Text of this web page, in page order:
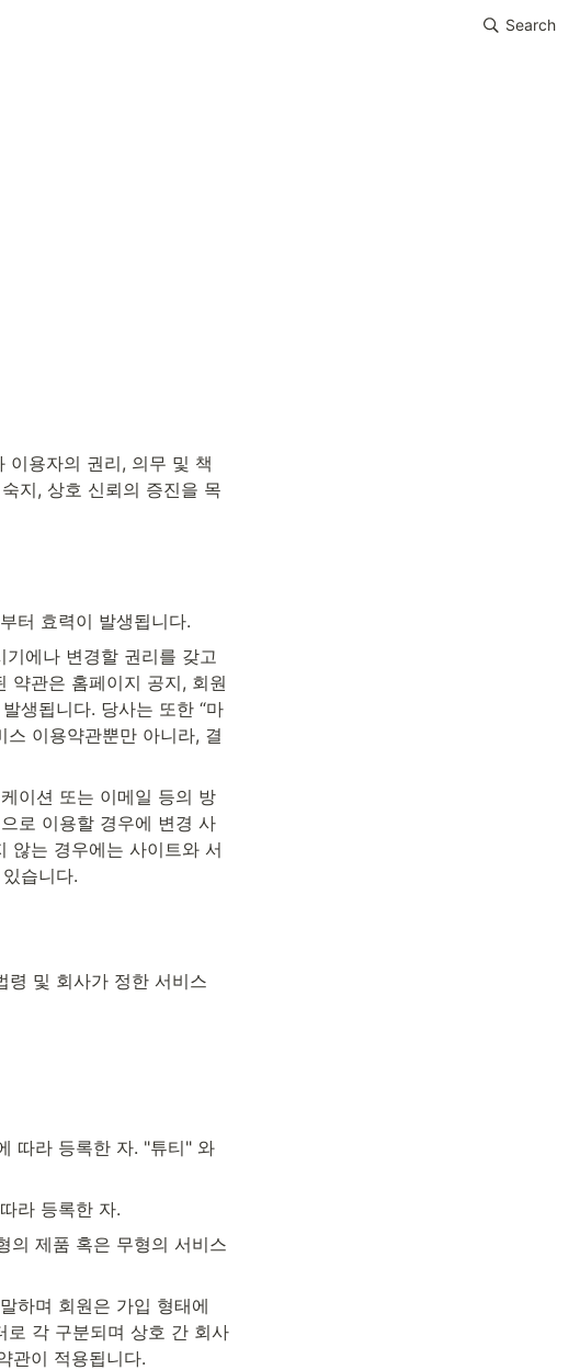
Search
이용자의 권리, 의무 및 책
지, 상호 신뢰의 증진을 목
터 효력이 발생됩니다.
에나 변경할 권리를 갖고
약관은 홈페이지 공지, 회원
생됩니다. 당사는 또한 “마
이용약관뿐만 아니라, 결
이션 또는 이메일 등의 방
로 이용할 경우에 변경 사
않는 경우에는 사이트와 서
습니다.
령 및 회사가 정한 서비스
따라 등록한 자. "튜티" 와
라 등록한 자.
의 제품 혹은 무형의 서비스
하며 회원은 가입 형태에
로 각 구분되며 상호 간 회사
관이 적용됩니다.